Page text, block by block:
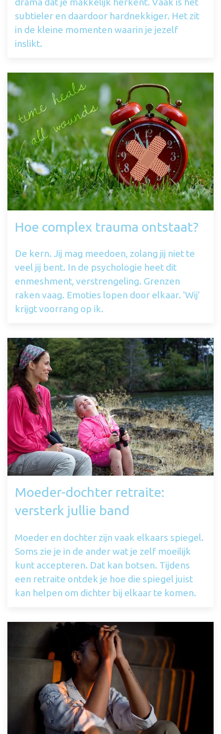
drama dat je makkelijk herkent. Vaak is het
subtieler en daardoor hardnekkiger. Het zit
in de kleine momenten waarin je jezelf
inslikt.
Hoe complex trauma ontstaat?
De kern. Jij mag meedoen, zolang jij niet te
veel jij bent. In de psychologie heet dit
enmeshment, verstrengeling. Grenzen
raken vaag. Emoties lopen door elkaar. 'Wij'
krijgt voorrang op ik.
Moeder-dochter retraite:
versterk jullie band
Moeder en dochter zijn vaak elkaars spiegel.
Soms zie je in de ander wat je zelf moeilijk
kunt accepteren. Dat kan botsen. Tijdens
een retraite ontdek je hoe die spiegel juist
kan helpen om dichter bij elkaar te komen.